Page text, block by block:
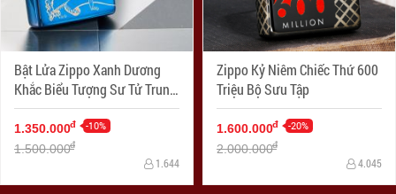
Bật Lửa Zippo Xanh Dương
Khắc Biểu Tượng Sư Tử Trung
Cổ
1.350.000đ -10%
1.500.000đ
1.644
Zippo Kỷ Niêm Chiếc Thứ 600
Triệu Bộ Sưu Tập
1.600.000đ -20%
2.000.000đ
4.045